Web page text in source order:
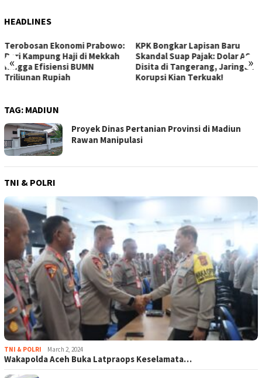
HEADLINES
« »
KPK Bongkar Lapisan Baru
Skandal Suap Pajak: Dolar AS
Disita di Tangerang, Jaringan
Korupsi Kian Terkuak!
Gelombang Baru Hoki Bawah
Air: Indonesia Jadi Tuan
Rumah Kejuaraan Asia CMAS
2026!
TAG: MADIUN
Proyek Dinas Pertanian Provinsi di Madiun
Rawan Manipulasi
TNI & POLRI
TNI & POLRI March 2, 2024
Wakapolda Aceh Buka Latpraops Keselamata…